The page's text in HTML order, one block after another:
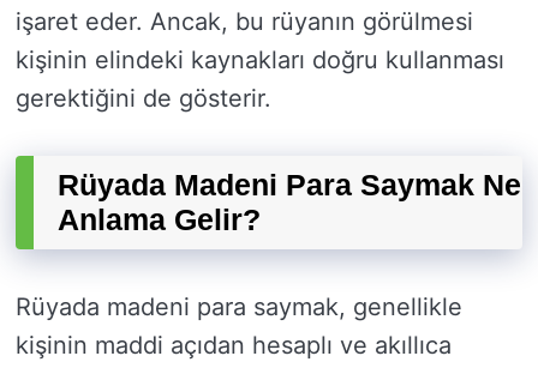
işaret eder. Ancak, bu rüyanın görülmesi
kişinin elindeki kaynakları doğru kullanması
gerektiğini de gösterir.
Rüyada Madeni Para Saymak Ne
Anlama Gelir?
Rüyada madeni para saymak, genellikle
kişinin maddi açıdan hesaplı ve akıllıca